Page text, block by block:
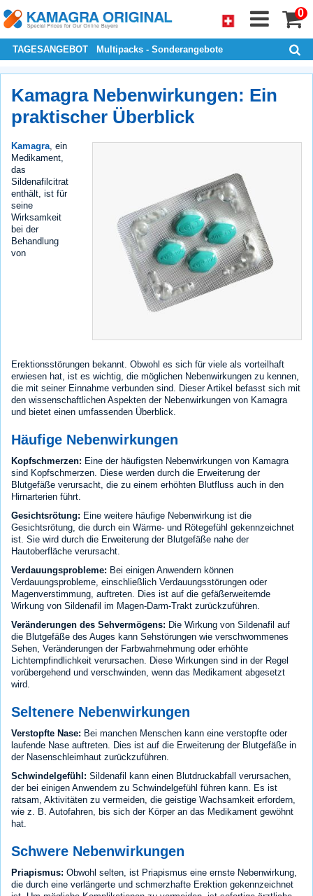
0
TAGESANGEBOT Multipacks - Sonderangebote
Kamagra Nebenwirkungen: Ein
praktischer Überblick
Kamagra , ein
Medikament,
das
Sildenafilcitrat
enthält, ist für
seine
Wirksamkeit
bei der
Behandlung
von
Erektionsstörungen bekannt. Obwohl es sich für viele als vorteilhaft
erwiesen hat, ist es wichtig, die möglichen Nebenwirkungen zu kennen,
die mit seiner Einnahme verbunden sind. Dieser Artikel befasst sich mit
den wissenschaftlichen Aspekten der Nebenwirkungen von Kamagra
und bietet einen umfassenden Überblick.
Häufige Nebenwirkungen
Kopfschmerzen: Eine der häufigsten Nebenwirkungen von Kamagra
sind Kopfschmerzen. Diese werden durch die Erweiterung der
Blutgefäße verursacht, die zu einem erhöhten Blutfluss auch in den
Hirnarterien führt.
Gesichtsrötung: Eine weitere häufige Nebenwirkung ist die
Gesichtsrötung, die durch ein Wärme- und Rötegefühl gekennzeichnet
ist. Sie wird durch die Erweiterung der Blutgefäße nahe der
Hautoberfläche verursacht.
Verdauungsprobleme: Bei einigen Anwendern können
Verdauungsprobleme, einschließlich Verdauungsstörungen oder
Magenverstimmung, auftreten. Dies ist auf die gefäßerweiternde
Wirkung von Sildenafil im Magen-Darm-Trakt zurückzuführen.
Veränderungen des Sehvermögens: Die Wirkung von Sildenafil auf
die Blutgefäße des Auges kann Sehstörungen wie verschwommenes
Sehen, Veränderungen der Farbwahrnehmung oder erhöhte
Lichtempfindlichkeit verursachen. Diese Wirkungen sind in der Regel
vorübergehend und verschwinden, wenn das Medikament abgesetzt
wird.
Seltenere Nebenwirkungen
Verstopfte Nase: Bei manchen Menschen kann eine verstopfte oder
laufende Nase auftreten. Dies ist auf die Erweiterung der Blutgefäße in
der Nasenschleimhaut zurückzuführen.
Schwindelgefühl: Sildenafil kann einen Blutdruckabfall verursachen,
der bei einigen Anwendern zu Schwindelgefühl führen kann. Es ist
ratsam, Aktivitäten zu vermeiden, die geistige Wachsamkeit erfordern,
wie z. B. Autofahren, bis sich der Körper an das Medikament gewöhnt
hat.
Schwere Nebenwirkungen
Priapismus: Obwohl selten, ist Priapismus eine ernste Nebenwirkung,
die durch eine verlängerte und schmerzhafte Erektion gekennzeichnet